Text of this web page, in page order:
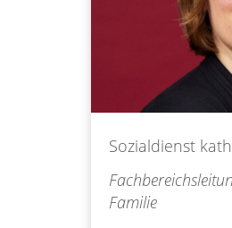
Sozialdienst
Familie